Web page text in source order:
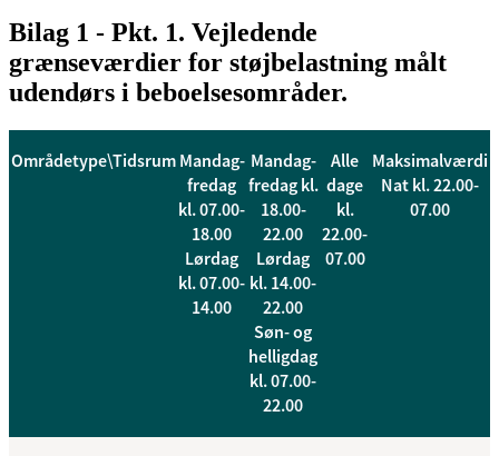
Bilag 1 - Pkt. 1. Vejledende
grænseværdier for støjbelastning målt
udendørs i beboelsesområder.
Områdetype\Tidsrum Mandag-
fredag
kl. 07.00-
18.00
Lørdag
kl. 07.00-
14.00
Mandag-
fredag kl.
18.00-
22.00
Lørdag
kl. 14.00-
22.00
Søn- og
helligdag
kl. 07.00-
22.00
Alle
dage
kl.
22.00-
07.00
Maksimalværdi
Nat kl. 22.00-
07.00